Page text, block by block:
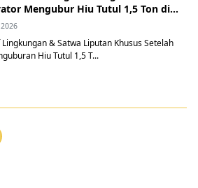
Mengubur Hiu Tutul 1,5 Ton di
Lingkungan & Satwa Liputan Khusus Setelah
Hiu Tutul 1,5 T...